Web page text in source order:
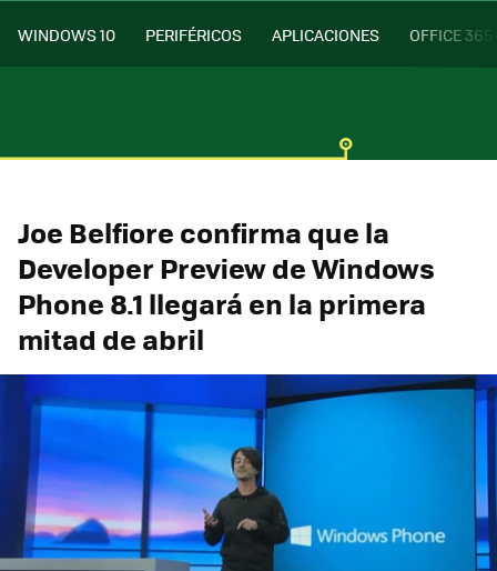
WINDOWS 10 PERIFÉRICOS APLICACIONES OFFICE 365
Joe Belfiore confirma que la
Developer Preview de Windows
Phone 8.1 llegará en la primera
mitad de abril